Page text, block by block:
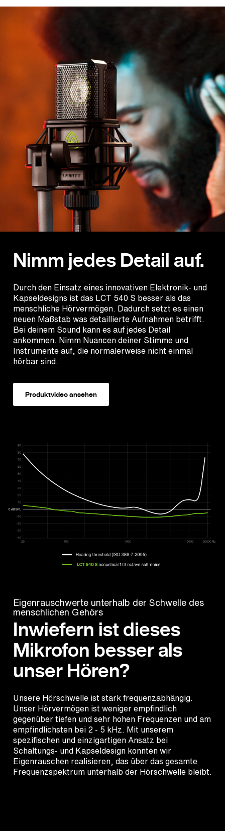
Nimm jedes Detail auf.
Durch den Einsatz eines innovativen Elektronik- und
Kapseldesigns ist das LCT 540 S besser als das
menschliche Hörvermögen. Dadurch setzt es einen
neuen Maßstab was detaillierte Aufnahmen betrifft.
Bei deinem Sound kann es auf jedes Detail
ankommen. Nimm Nuancen deiner Stimme und
Instrumente auf, die normalerweise nicht einmal
hörbar sind.
Produktvideo ansehen
Eigenrauschwerte unterhalb der Schwelle des
menschlichen Gehörs
Inwiefern ist dieses
Mikrofon besser als
unser Hören?
Unsere Hörschwelle ist stark frequenzabhängig.
Unser Hörvermögen ist weniger empfindlich
gegenüber tiefen und sehr hohen Frequenzen und am
empfindlichsten bei 2 - 5 kHz. Mit unserem
spezifischen und einzigartigen Ansatz bei
Schaltungs- und Kapseldesign konnten wir
Eigenrauschen realisieren, das über das gesamte
Frequenzspektrum unterhalb der Hörschwelle bleibt.